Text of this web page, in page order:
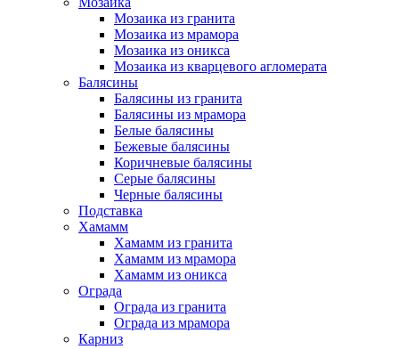
Мозаика из гранита
Мозаика из мрамора
Мозаика из оникса
Мозаика из кварцевого агломерата
Балясины
Балясины из гранита
Балясины из мрамора
Белые балясины
Бежевые балясины
Коричневые балясины
Серые балясины
Черные балясины
Подставка
Хамамм
Хамамм из гранита
Хамамм из мрамора
Хамамм из оникса
Ограда
Ограда из гранита
Ограда из мрамора
Карниз